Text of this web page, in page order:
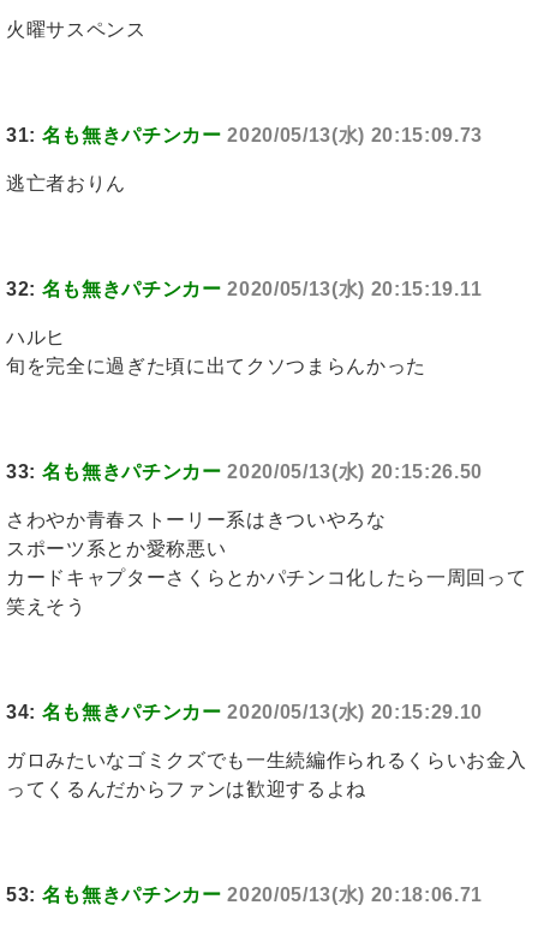
火曜サスペンス
31: 名も無きパチンカー 2020/05/13(水) 20:15:09.73
逃亡者おりん
32: 名も無きパチンカー 2020/05/13(水) 20:15:19.11
ハルヒ
旬を完全に過ぎた頃に出てクソつまらんかった
33: 名も無きパチンカー 2020/05/13(水) 20:15:26.50
さわやか青春ストーリー系はきついやろな
スポーツ系とか愛称悪い
カードキャプターさくらとかパチンコ化したら一周回って
笑えそう
34: 名も無きパチンカー 2020/05/13(水) 20:15:29.10
ガロみたいなゴミクズでも一生続編作られるくらいお金入
ってくるんだからファンは歓迎するよね
53: 名も無きパチンカー 2020/05/13(水) 20:18:06.71